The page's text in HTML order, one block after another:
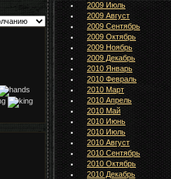
2009 Июль
2009 Август
2009 Сентябрь
2009 Октябрь
2009 Ноябрь
2009 Декабрь
2010 Январь
2010 Февраль
2010 Март
2010 Апрель
2010 Май
2010 Июнь
2010 Июль
2010 Август
2010 Сентябрь
2010 Октябрь
2010 Декабрь